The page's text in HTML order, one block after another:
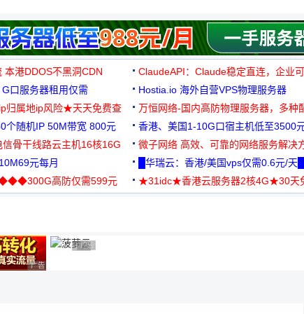
本港DDOS不黑洞CDN ClaudeAPI：Claude稳定直连，企业
口服务器租用仅需
Hostia.io 海外自营VPS物理服务器
归属地ip风险★天天免费查
万恒网络-国内高防物理服务器，多种
99元/月起
个随机IP 50M带宽 800元 香港、美国1-10G口宿主机低至3500
骨干线路云主机16核16G
微子网络 高效、可靠的网络服务解决
元每月 █华瑞云：香港/美国vps仅需0.6元/天█
高防仅需599元
★31idc★香港云服务器2核4G★30天
广告 商业广告，理性选择
广告 商业广告，理性选择
广告 商业广告，理性选择